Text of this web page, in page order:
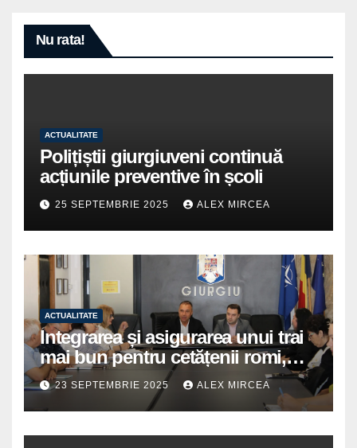
Nu rata!
ACTUALITATE
Polițiștii giurgiuveni continuă
acțiunile preventive în școli
25 SEPTEMBRIE 2025 ALEX MIRCEA
ACTUALITATE
Integrarea și asigurarea unui trai
mai bun pentru cetățenii romi,
prioritate pentru instituțiile
publice giurgiuvene
23 SEPTEMBRIE 2025 ALEX MIRCEA